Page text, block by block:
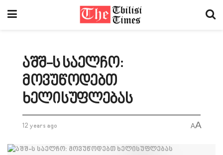
აშშ-ს საელჩო:
მოვუწოდებთ
ხელისუფლებას
12 years ago AA